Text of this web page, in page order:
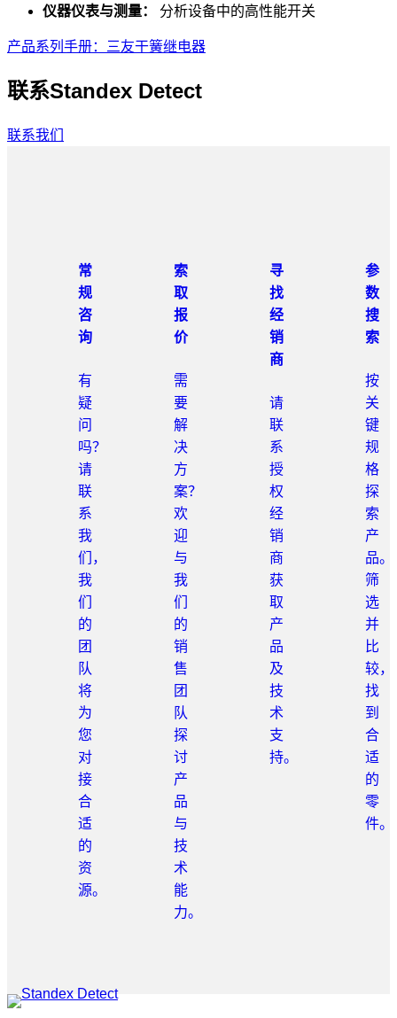
仪器仪表与测量： 分析设备中的高性能开关
产品系列手册：三友干簧继电器
联系Standex Detect
联系我们
常
规
咨
询
有
疑
问
吗？
请
联
系
我
们，
我
们
的
团
队
将
为
您
对
接
合
适
的
资
源。
索
取
报
价
需
要
解
决
方
案？
欢
迎
与
我
们
的
销
售
团
队
探
讨
产
品
与
技
术
能
力。
寻
找
经
销
商
请
联
系
授
权
经
销
商
获
取
产
品
及
技
术
支
持。
参
数
搜
索
按
关
键
规
格
探
索
产
品。
筛
选
并
比
较，
找
到
合
适
的
零
件。